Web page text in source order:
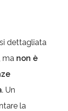
dettagliata
ma non è
. Un
la